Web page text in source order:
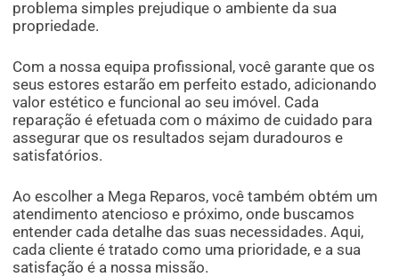
problema simples prejudique o ambiente da sua
propriedade.
Com a nossa equipa profissional, você garante que os
seus estores estarão em perfeito estado, adicionando
valor estético e funcional ao seu imóvel. Cada
reparação é efetuada com o máximo de cuidado para
assegurar que os resultados sejam duradouros e
satisfatórios.
Ao escolher a Mega Reparos, você também obtém um
atendimento atencioso e próximo, onde buscamos
entender cada detalhe das suas necessidades. Aqui,
cada cliente é tratado como uma prioridade, e a sua
satisfação é a nossa missão.